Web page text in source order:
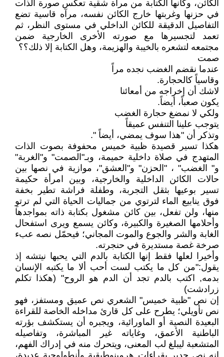
الكائن، وكأنها الكتابة من مرآة شقية تعكس صورة الذات
في حزنها وغربتها خارج الكائن نفسه، مرآه قاسية تضع
التفاصيل الدقيقة للكائن الداخلي في مستوى النظر، ثم
تعمد لتجسيرها مع صورته الأخرى الخارجية ضمن
مجتمعه لتشعره بالخيبة والهزيمة، وهل الكتابة إلا ذلك؟؟
صمت
عندما نقضم الغضب نجده مراً
وقاسياً كالحجارة.
لاشك أن إخراجه من أمعائنا
يكون صعباً، أيضاً.
ولكي لا نمضغ حجارة الغضب
يتوجب علينا التنفس عميقاً
وتذكر أن "هذا سوف يمضي، أيضاً ".
هكذا تسير قصيدة ظبية خميس محفوفة بصوت الذات
المتهدج في صلاة داخلية حميمة، وبـ"الصمت" و"الغربة"
و" الغضب" ، "الحزن" و"العشق"، موازية في نصها بين
حالات الكائن الداخلية والخارجية، وبين امرأة حكيمة
تسير بوعيها بثقل التجربة، وطفلة فراشة تطير بخفة
فوق ينابيع الماء لترتوي من جماليات الحياة التي لم ترتوِ
منها، ولن تفعل، بين كائن مشغول بكتابة ذاته بمواجدها
وأحلامها الصغيرة والكبيرة، وكائن يسمع ويرى استفحال
الغابة والشر والجوع والموت المجاني؛ فيحمّل نصه عبء
صرخة غصة مستديرة في حنجرته.
وأخيرا لعلها فقط إنها الكتابة بالدم التي يحبها نيتشه إذ
يقول:"من كل ما يكتب لست أحب ألا ما يكتبه الإنسان
بدمه, اكتب بالدم تجد أن الدم هو الروح" (هكذا تكلم
زرادشت)
إن نص "ظبية خميس" الشعري نص عميق ومستفز، فهو
نص تأويلي؛ يطرح على كل قارئ مداخله الخاصة للقراءة
البعيدة النصية أو الماورائية، ويجبره أن يستكشف بؤرته
الباطنية الأعمق، وغاياته غير المباشرة، وتفاصيله
المتشعبة ليبلغ لب المعنى، ويتحرك منه في إدراك الفهم،